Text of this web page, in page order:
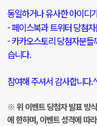
동일하거나 유사한 아이디
- 페이스북과 트위터 당첨
- 카카오스토리 당첨자분
습니다.
참여해 주셔서 감사합니다
※ 위 이벤트 당첨자 발표 방
에 한하며,이벤트 성격에 따